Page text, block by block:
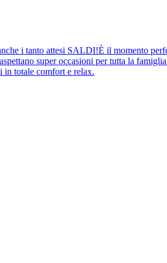
i tanto attesi SALDI!È il momento
super occasioni per tutta la
in totale comfort e relax.